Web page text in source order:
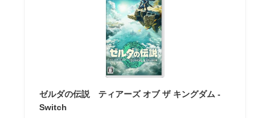
ゼルダの伝説 ティアーズ オブ ザ キングダム -
Switch